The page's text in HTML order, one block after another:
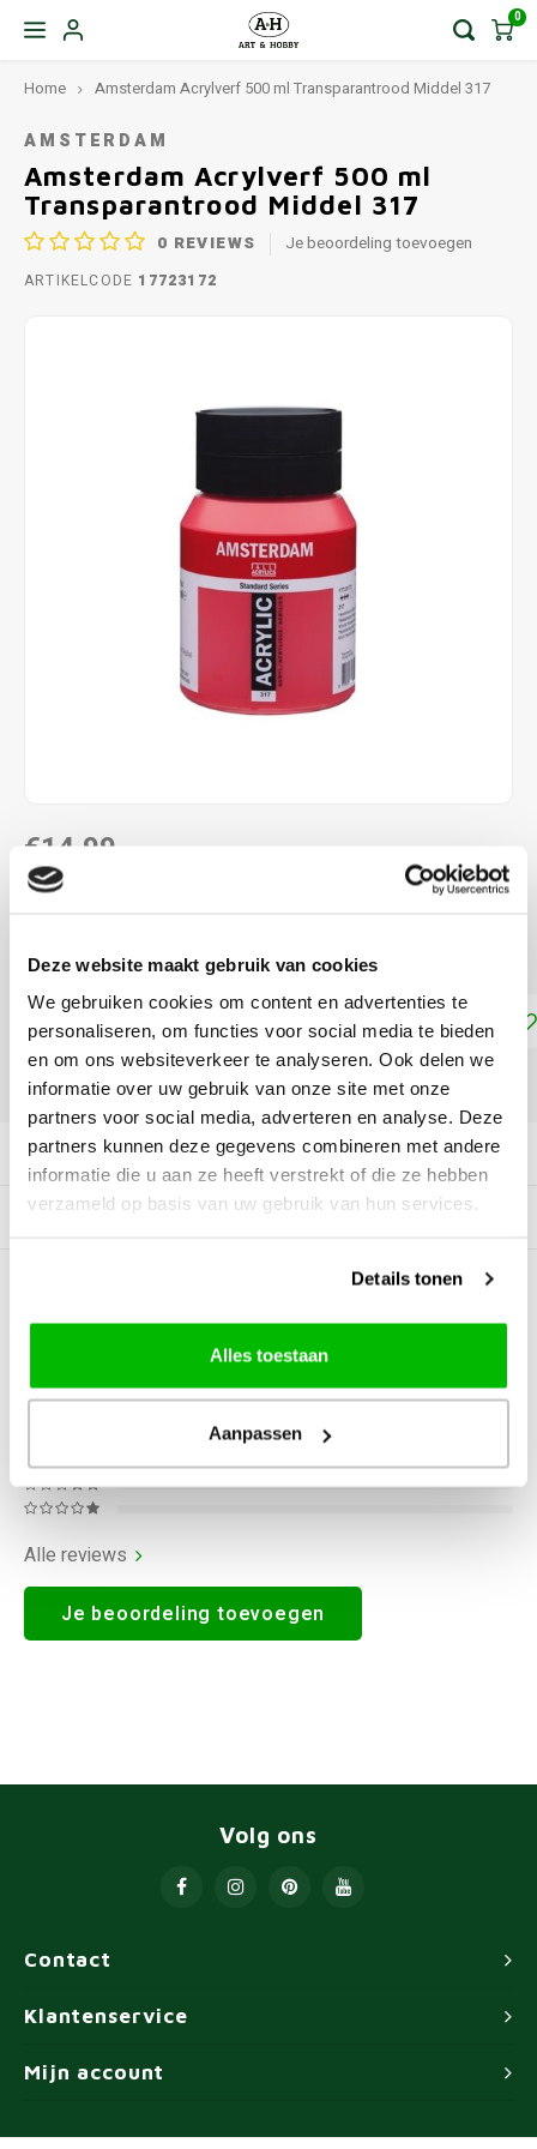
Deze website maakt gebruik van cookies
We gebruiken cookies om content en advertenties te
personaliseren, om functies voor social media te bieden
en om ons websiteverkeer te analyseren. Ook delen we
informatie over uw gebruik van onze site met onze
partners voor social media, adverteren en analyse. Deze
partners kunnen deze gegevens combineren met andere
informatie die u aan ze heeft verstrekt of die ze hebben
verzameld op basis van uw gebruik van hun services.
Details tonen
Alles toestaan
Aanpassen
0
Home Amsterdam Acrylverf 500 ml Transparantrood Middel 317
AMSTERDAM
Amsterdam Acrylverf 500 ml
Transparantrood Middel 317
0 REVIEWS Je beoordeling toevoegen
ARTIKELCODE 17723172
€14,99
DIRECT LEVERBAAR
Dekkracht: Transparant Lees meer
Toevoegen aan winkelwagen
DELEN:
Productomschrijving
Gerelateerde producten
BEOORDELINGEN
Alle reviews
Je beoordeling toevoegen
Contact
Volg ons
Klantenservice
Mijn account